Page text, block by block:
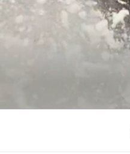
Zum
Inhalt